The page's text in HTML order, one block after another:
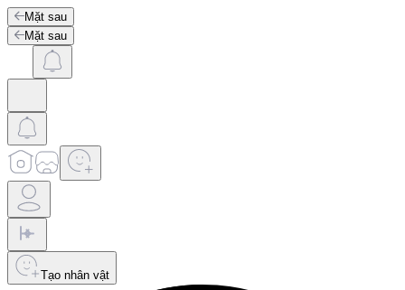
Mặt sau
Mặt sau
Tạo nhân vật